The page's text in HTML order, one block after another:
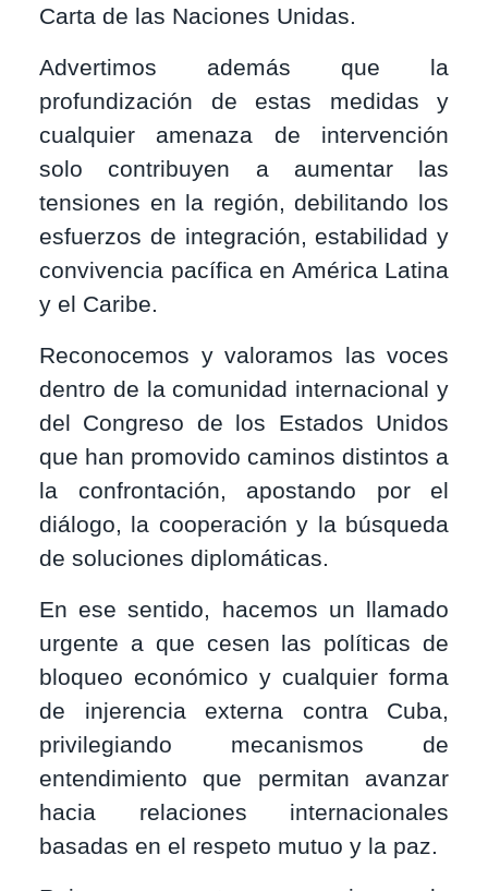
Carta de las Naciones Unidas.
Advertimos además que la
profundización de estas medidas y
cualquier amenaza de intervención
solo contribuyen a aumentar las
tensiones en la región, debilitando los
esfuerzos de integración, estabilidad y
convivencia pacífica en América Latina
y el Caribe.
Reconocemos y valoramos las voces
dentro de la comunidad internacional y
del Congreso de los Estados Unidos
que han promovido caminos distintos a
la confrontación, apostando por el
diálogo, la cooperación y la búsqueda
de soluciones diplomáticas.
En ese sentido, hacemos un llamado
urgente a que cesen las políticas de
bloqueo económico y cualquier forma
de injerencia externa contra Cuba,
privilegiando mecanismos de
entendimiento que permitan avanzar
hacia relaciones internacionales
basadas en el respeto mutuo y la paz.